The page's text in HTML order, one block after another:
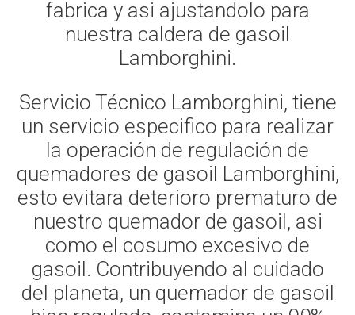
fabrica y asi ajustandolo para
nuestra caldera de gasoil
Lamborghini.
Servicio Técnico Lamborghini, tiene
un servicio especifico para realizar
la operación de regulación de
quemadores de gasoil Lamborghini,
esto evitara deterioro prematuro de
nuestro quemador de gasoil, asi
como el cosumo excesivo de
gasoil. Contribuyendo al cuidado
del planeta, un quemador de gasoil